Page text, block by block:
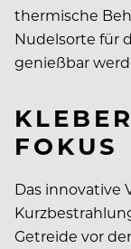
thermische
Nudelsorte für
genießbar
OKUS
Das innovative
Getreide vor